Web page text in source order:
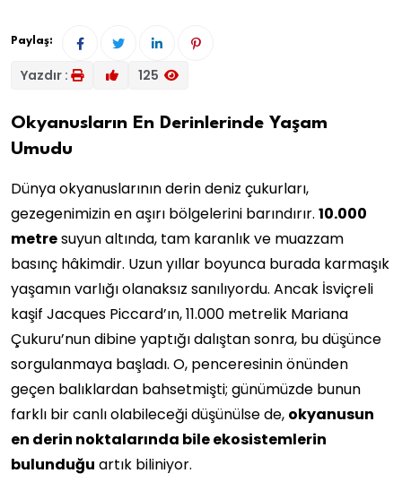
Paylaş:
Yazdır : 125
Okyanusların En Derinlerinde Yaşam
Umudu
Dünya okyanuslarının derin deniz çukurları,
gezegenimizin en aşırı bölgelerini barındırır. 10.000
metresuyun altında, tam karanlık ve muazzam
basınç hâkimdir. Uzun yıllar boyunca burada karmaşık
yaşamın varlığı olanaksız sanılıyordu. Ancak İsviçreli
kaşif Jacques Piccard’ın, 11.000 metrelik Mariana
Çukuru’nun dibine yaptığı dalıştan sonra, bu düşünce
sorgulanmaya başladı. O, penceresinin önünden
geçen balıklardan bahsetmişti; günümüzde bunun
farklı bir canlı olabileceği düşünülse de, okyanusun
en derin noktalarında bile ekosistemlerin
bulunduğu artık biliniyor.